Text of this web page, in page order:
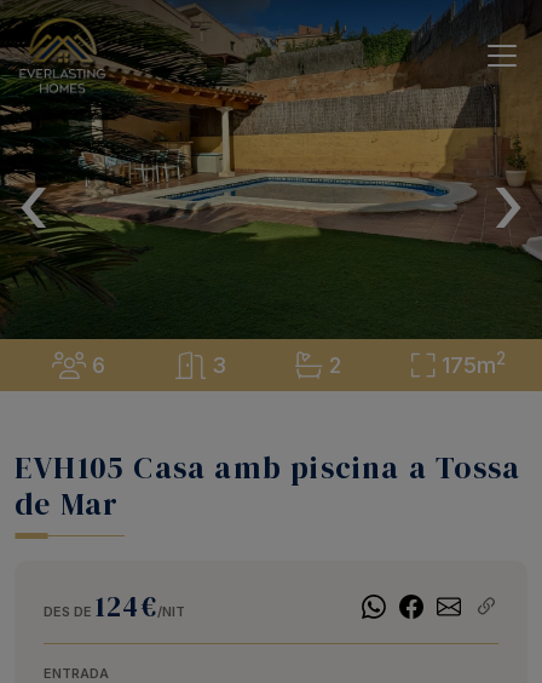
6 3 2 175m2
‹ ›
EVH105 Casa amb piscina a Tossa
de Mar
DES DE 124€/NIT
ENTRADA